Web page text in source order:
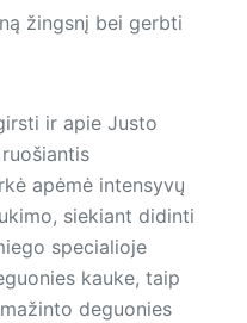
žingsnį bei gerbti
ir apie Justo
apėmė intensyvų
siekiant didinti
specialioje
kauke, taip
deguonies